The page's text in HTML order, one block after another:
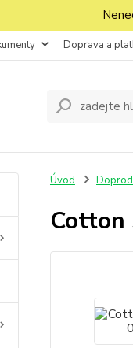
Doprava a
Úvod